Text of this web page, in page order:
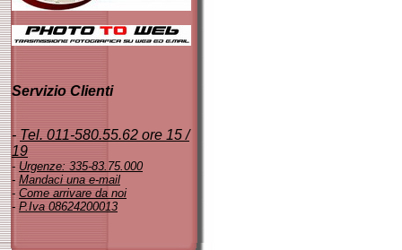
Servizio Clienti
- Tel. 011-580.55.62 ore 15 /
19
- Urgenze: 335-83.75.000
- Mandaci una e-mail
- Come arrivare da noi
- P.Iva 08624200013